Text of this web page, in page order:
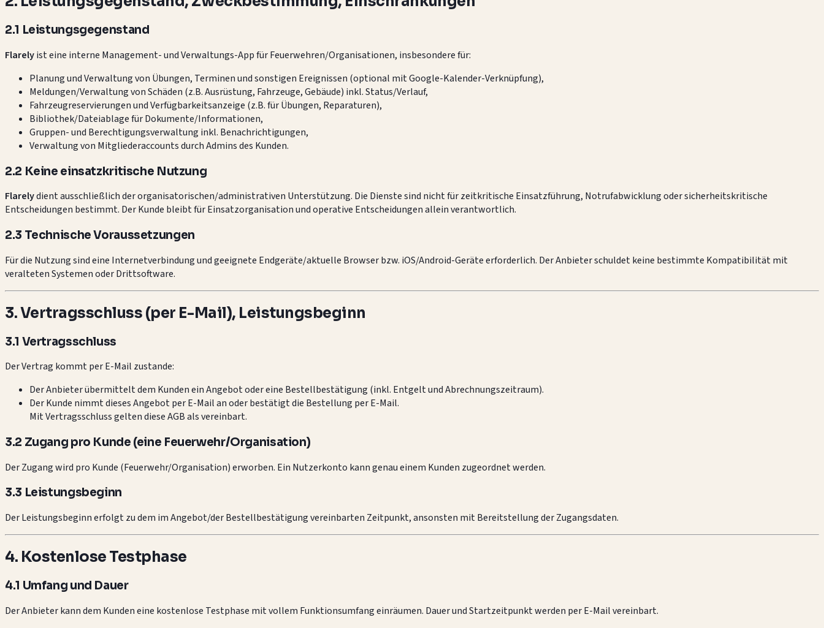
2.1 Leistungsgegenstand
Flarelyist eine interne Management- und Verwaltungs-App für Feuerwehren/Organisationen, insbesondere für:
Planung und Verwaltung von Übungen, Terminen und sonstigen Ereignissen (optional mit Google-Kalender-Verknüpfung),
Meldungen/Verwaltung von Schäden (z.B. Ausrüstung, Fahrzeuge, Gebäude) inkl. Status/Verlauf,
Fahrzeugreservierungen und Verfügbarkeitsanzeige (z.B. für Übungen, Reparaturen),
Bibliothek/Dateiablage für Dokumente/Informationen,
Gruppen- und Berechtigungsverwaltung inkl. Benachrichtigungen,
Verwaltung von Mitgliederaccounts durch Admins des Kunden.
2.2 Keine einsatzkritische Nutzung
Flarelydient ausschließlich der organisatorischen/administrativen Unterstützung. Die Dienste sind nicht für zeitkritische Einsatzführung, Notrufabwicklung oder sicherheitskritische
Entscheidungen bestimmt. Der Kunde bleibt für Einsatzorganisation und operative Entscheidungen allein verantwortlich.
2.3 Technische Voraussetzungen
Für die Nutzung sind eine Internetverbindung und geeignete Endgeräte/aktuelle Browser bzw. iOS/Android-Geräte erforderlich. Der Anbieter schuldet keine bestimmte Kompatibilität mit
veralteten Systemen oder Drittsoftware.
3. Vertragsschluss (per E-Mail), Leistungsbeginn
3.1 Vertragsschluss
Der Vertrag kommt per E-Mail zustande:
Der Anbieter übermittelt dem Kunden ein Angebot oder eine Bestellbestätigung (inkl. Entgelt und Abrechnungszeitraum).
Der Kunde nimmt dieses Angebot per E-Mail an oder bestätigt die Bestellung per E-Mail.
Mit Vertragsschluss gelten diese AGB als vereinbart.
3.2 Zugang pro Kunde (eine Feuerwehr/Organisation)
Der Zugang wird pro Kunde (Feuerwehr/Organisation) erworben. Ein Nutzerkonto kann genau einem Kunden zugeordnet werden.
3.3 Leistungsbeginn
Der Leistungsbeginn erfolgt zu dem im Angebot/der Bestellbestätigung vereinbarten Zeitpunkt, ansonsten mit Bereitstellung der Zugangsdaten.
4. Kostenlose Testphase
4.1 Umfang und Dauer
Der Anbieter kann dem Kunden eine kostenlose Testphase mit vollem Funktionsumfang einräumen. Dauer und Startzeitpunkt werden per E-Mail vereinbart.